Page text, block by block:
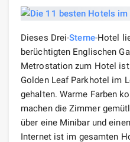
Dieses Drei-Sterne-Hotel
berüchtigten Englischen
Metrostation zum Hotel
Golden Leaf Parkhotel im
gehalten. Warme Farben
machen die Zimmer
über eine Minibar und
Internet ist im gesamten